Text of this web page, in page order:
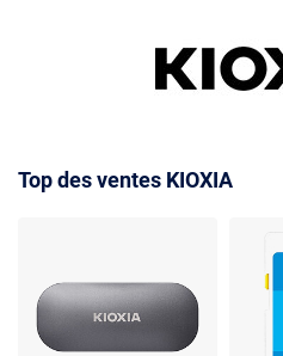
Top des ventes KIOXIA